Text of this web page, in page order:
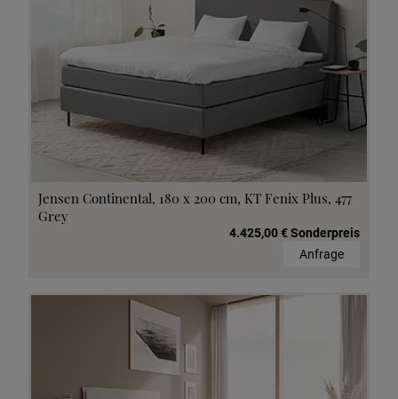
Jensen Continental, 180 x 200 cm, KT Fenix Plus, 477
Grey
4.425,00 € Sonderpreis
Anfrage